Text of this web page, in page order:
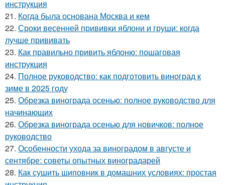
инструкция
21. Когда была основана Москва и кем
22. Сроки весенней прививки яблони и груши: когда
лучше прививать
23. Как правильно привить яблоню: пошаговая
инструкция
24. Полное руководство: как подготовить виноград к
зиме в 2025 году
25. Обрезка винограда осенью: полное руководство для
начинающих
26. Обрезка винограда осенью для новичков: полное
руководство
27. Особенности ухода за виноградом в августе и
сентябре: советы опытных виноградарей
28. Как сушить шиповник в домашних условиях: простая